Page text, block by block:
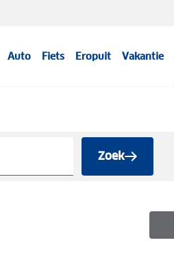
Auto Fiets Eropuit Vakantie
Zoek